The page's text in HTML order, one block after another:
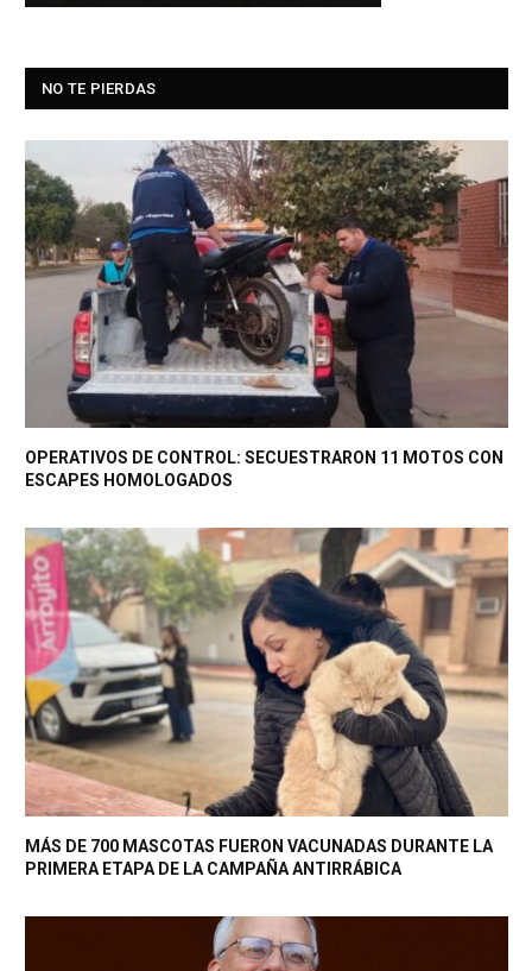
NO TE PIERDAS
OPERATIVOS DE CONTROL: SECUESTRARON 11 MOTOS CON
ESCAPES HOMOLOGADOS
MÁS DE 700 MASCOTAS FUERON VACUNADAS DURANTE LA
PRIMERA ETAPA DE LA CAMPAÑA ANTIRRÁBICA